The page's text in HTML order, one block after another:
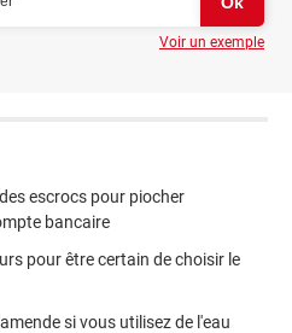
Voir un exemple
escrocs pour piocher
bancaire
pour être certain de choisir le
si vous utilisez de l'eau